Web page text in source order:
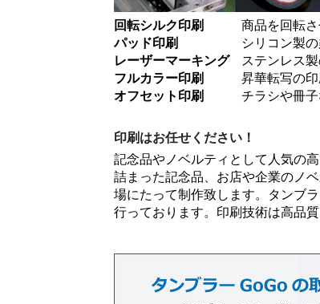
回転シルク印刷
商品を回転
パッド印刷
シリコン製
レーザーマーキング
ステンレス
フルカラー印刷
昇華転写の
オフセット印刷
チラシや冊
印刷はお任せください！
記念品やノベルティとして人気の
詰まった記念品、お店や企業のノ
場にたって制作致します。タンブ
行っております。印刷技術は高品質